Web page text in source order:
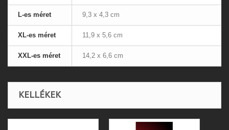
L-es méret 9,3 x 4,3 cm
XL-es méret 11,9 x 5,6 cm
XXL-es méret 14,2 x 6,6 cm
KELLÉKEK